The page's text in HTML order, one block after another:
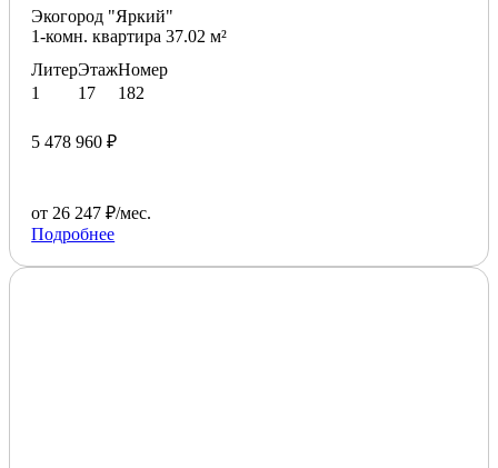
Экогород "Яркий"
1-комн. квартира 37.02 м²
Литер
1
Этаж
17
Номер
182
5 478 960 ₽
от 26 247 ₽/мес.
Подробнее